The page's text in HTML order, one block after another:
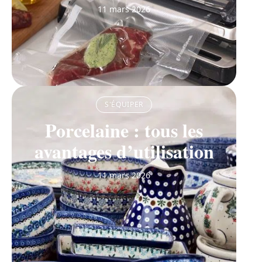
11 mars 2026
S'ÉQUIPER
Porcelaine : tous les
avantages d’utilisation
11 mars 2026